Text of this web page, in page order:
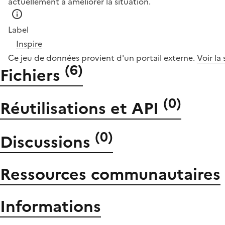
Label
Inspire
Ce jeu de données provient d'un portail externe. Voir la
Fichiers (6)
Réutilisations et API (0)
Discussions (0)
Ressources communautaires
Informations